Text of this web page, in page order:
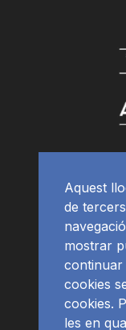
Aquest
de
mostrar
continuar
cookies
cookies.
les en